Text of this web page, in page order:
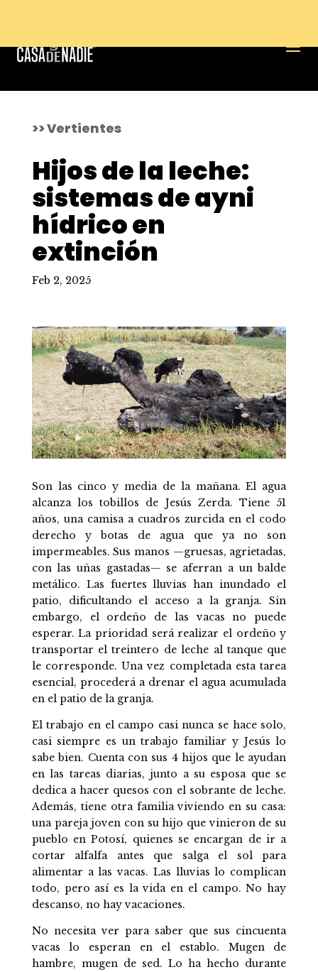
>> Vertientes
Hijos de la leche:
sistemas de ayni
hídrico en
extinción
Feb 2, 2025
Son las cinco y media de la mañana. El agua
alcanza los tobillos de Jesús Zerda. Tiene 51
años, una camisa a cuadros zurcida en el codo
derecho y botas de agua que ya no son
impermeables. Sus manos —gruesas, agrietadas,
con las uñas gastadas— se aferran a un balde
metálico. Las fuertes lluvias han inundado el
patio, dificultando el acceso a la granja. Sin
embargo, el ordeño de las vacas no puede
esperar. La prioridad será realizar el ordeño y
transportar el treintero de leche al tanque que
le corresponde. Una vez completada esta tarea
esencial, procederá a drenar el agua acumulada
en el patio de la granja.
El trabajo en el campo casi nunca se hace solo,
casi siempre es un trabajo familiar y Jesús lo
sabe bien. Cuenta con sus 4 hijos que le ayudan
en las tareas diarias, junto a su esposa que se
dedica a hacer quesos con el sobrante de leche.
Además, tiene otra familia viviendo en su casa:
una pareja joven con su hijo que vinieron de su
pueblo en Potosí, quienes se encargan de ir a
cortar alfalfa antes que salga el sol para
alimentar a las vacas. Las lluvias lo complican
todo, pero así es la vida en el campo. No hay
descanso, no hay vacaciones.
No necesita ver para saber que sus cincuenta
vacas lo esperan en el establo. Mugen de
hambre, mugen de sed. Lo ha hecho durante